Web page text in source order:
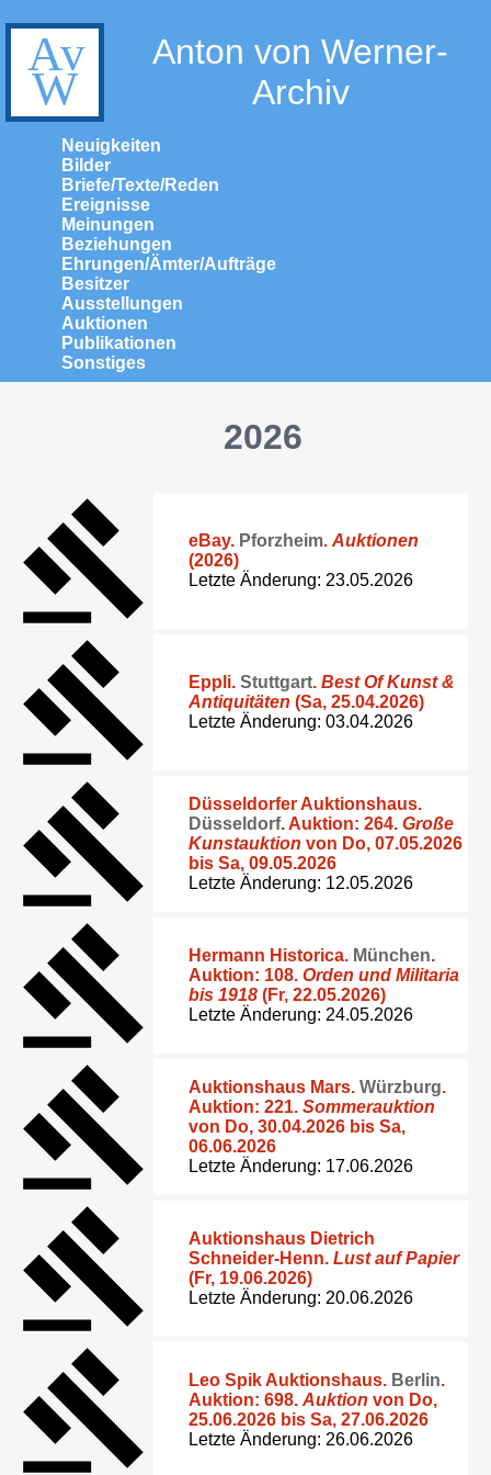
Anton von Werner-
Archiv
Neuigkeiten
Bilder
Briefe/Texte/Reden
Ereignisse
Meinungen
Beziehungen
Ehrungen/Ämter/Aufträge
Besitzer
Ausstellungen
Auktionen
Publikationen
Sonstiges
2026
eBay. Pforzheim. Auktionen
(2026)
Letzte Änderung: 23.05.2026
Eppli. Stuttgart. Best Of Kunst &
Antiquitäten (Sa, 25.04.2026)
Letzte Änderung: 03.04.2026
Düsseldorfer Auktionshaus.
Düsseldorf. Auktion: 264. Große
Kunstauktion von Do, 07.05.2026
bis Sa, 09.05.2026
Letzte Änderung: 12.05.2026
Hermann Historica. München.
Auktion: 108. Orden und Militaria
bis 1918 (Fr, 22.05.2026)
Letzte Änderung: 24.05.2026
Auktionshaus Mars. Würzburg.
Auktion: 221. Sommerauktion
von Do, 30.04.2026 bis Sa,
06.06.2026
Letzte Änderung: 17.06.2026
Auktionshaus Dietrich
Schneider-Henn. Lust auf Papier
(Fr, 19.06.2026)
Letzte Änderung: 20.06.2026
Leo Spik Auktionshaus. Berlin.
Auktion: 698. Auktion von Do,
25.06.2026 bis Sa, 27.06.2026
Letzte Änderung: 26.06.2026